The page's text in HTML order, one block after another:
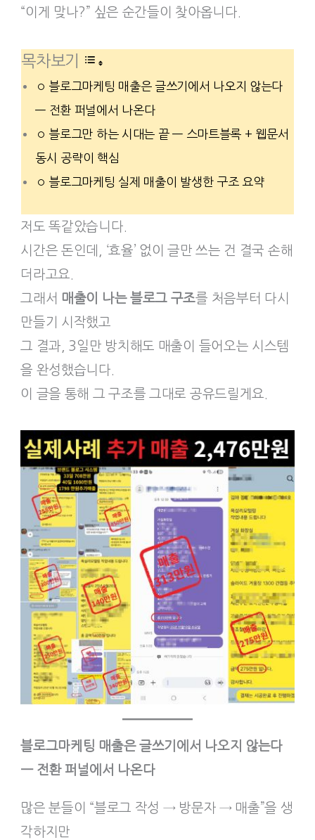
“이게 맞나?” 싶은 순간들이 찾아옵니다.
목차보기
블로그마케팅 매출은 글쓰기에서 나오지 않는다
— 전환 퍼널에서 나온다
블로그만 하는 시대는 끝 — 스마트블록 + 웹문서
동시 공략이 핵심
블로그마케팅 실제 매출이 발생한 구조 요약
저도 똑같았습니다.
시간은 돈인데, ‘효율’ 없이 글만 쓰는 건 결국 손해
더라고요.
그래서 매출이 나는 블로그 구조를 처음부터 다시
만들기 시작했고
그 결과, 3일만 방치해도 매출이 들어오는 시스템
을 완성했습니다.
이 글을 통해 그 구조를 그대로 공유드릴게요.
블로그마케팅 매출은 글쓰기에서 나오지 않는다
— 전환 퍼널에서 나온다
많은 분들이 “블로그 작성 → 방문자 → 매출”을 생
각하지만